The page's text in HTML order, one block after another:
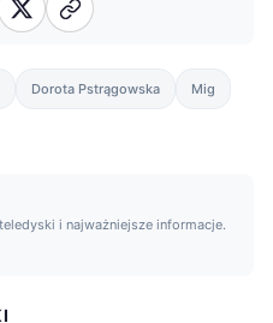
Dorota Pstrągowska Mig
i najważniejsze informacje.